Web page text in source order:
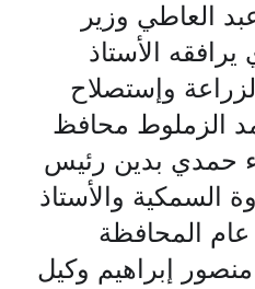
العاطي وزير
يرافقه الأستاذ
وإستصلاح
الزملوط محافظ
حمدي بدين رئيس
السمكية والأستاذ
المحافظة
إبراهيم وكيل